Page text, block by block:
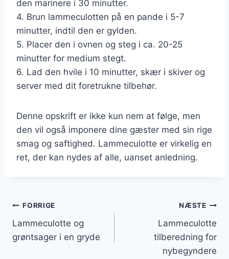
den marinere i 30 minutter.
4. Brun lammeculotten på en pande i 5-7
minutter, indtil den er gylden.
5. Placer den i ovnen og steg i ca. 20-25
minutter for medium stegt.
6. Lad den hvile i 10 minutter, skær i skiver og
server med dit foretrukne tilbehør.
Denne opskrift er ikke kun nem at følge, men
den vil også imponere dine gæster med sin rige
smag og saftighed. Lammeculotte er virkelig en
ret, der kan nydes af alle, uanset anledning.
Indlægsnavigation
FORRIGE
Lammeculotte og
grøntsager i en gryde
NÆSTE
Lammeculotte
tilberedning for
nybegyndere